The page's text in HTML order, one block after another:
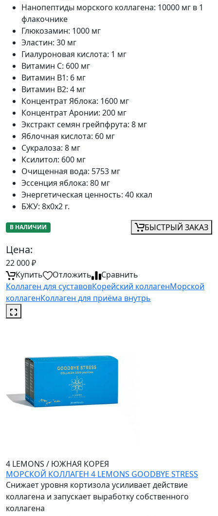
Нанопептиды морского коллагена: 10000 мг в 1
флакочнике
Глюкозамин: 1000 мг
Эластин: 30 мг
Гиалуроновая кислота: 1 мг
Витамин С: 600 мг
Витамин В1: 6 мг
Витамин В2: 4 мг
Концентрат Яблока: 1600 мг
Концентрат Аронии: 200 мг
Экстракт семян грейпфрута: 8 мг
Яблочная кислота: 60 мг
Сукралоза: 8 мг
Ксилитол: 600 мг
Очищенная вода: 5753 мг
Эссенция яблока: 80 мг
Энергетическая ценность: 40 ккал
БЖУ: 8x0x2 г.
В НАЛИЧИИ БЫСТРЫЙ ЗАКАЗ
Цена:
22 000₽
Купить
Отложить
Сравнить
Коллаген для суставовКорейский коллагенМорской
коллагенКоллаген для приёма внутрь
4 LEMONS / ЮЖНАЯ КОРЕЯ
МОРСКОЙ КОЛЛАГЕН 4 LEMONS GOODBYE STRESS
Снижает уровня кортизола усиливает действие
коллагена и запускает выработку собственного
коллагена